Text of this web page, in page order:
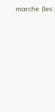
marche